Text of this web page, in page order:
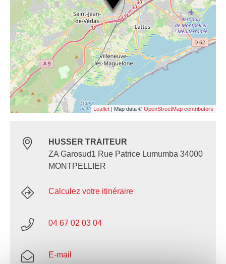
Leaflet | Map data © OpenStreetMap contributors
HUSSER TRAITEUR
ZA Garosud1 Rue Patrice Lumumba 34000
MONTPELLIER
Calculez votre itinéraire
04 67 02 03 04
E-mail